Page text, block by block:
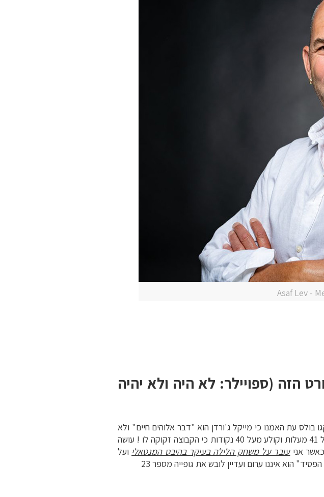
Asaf Lev -
הזה (ספויילר: לא היה ולא יהיה
בולס עת האמנו כי מייקל ג'ורדן הוא "דבר אלוהים חיים" ולא
היה ולא יהיה שכמותו. חייכן ! סוחף, נעים הליכות, לוחם – משחק עם חום של 41 מעלות וקולע מעל 40 נקודות כי הקבוצה זקוקה לו ! עושה
אניעובר על משחק הלילה בעיקר בהיבט המנטאלי ועל
הוא איננו ערום ועדיין לובש את גופייה מספר 23